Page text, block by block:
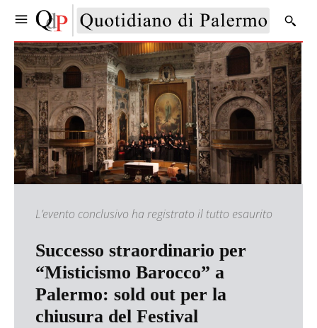
L’evento conclusivo ha registrato il tutto esaurito
Successo straordinario per
“Misticismo Barocco” a
Palermo: sold out per la
chiusura del Festival